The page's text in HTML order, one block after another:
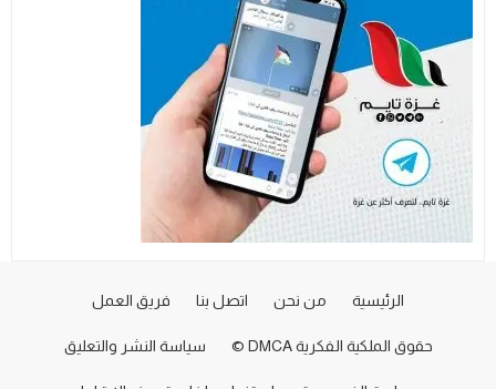
الرئيسية من نحن اتصل بنا فريق العمل
حقوق الملكية الفكرية DMCA © سياسة النشر والتعليق